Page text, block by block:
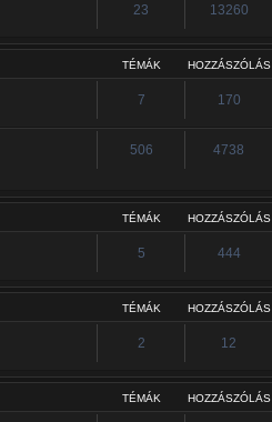
23 13260
TÉMÁK HOZZÁSZÓLÁS
7 170
506 4738
TÉMÁK HOZZÁSZÓLÁS
5 444
TÉMÁK HOZZÁSZÓLÁS
2 12
TÉMÁK HOZZÁSZÓLÁS